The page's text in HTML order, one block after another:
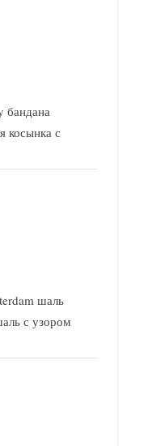
бандана
косынка с
шаль
с узором